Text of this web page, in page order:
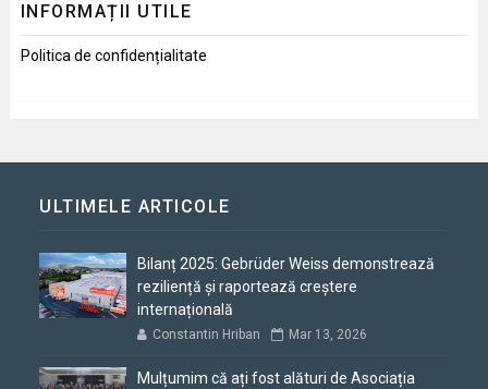
INFORMAȚII UTILE
Politica de confidențialitate
ULTIMELE ARTICOLE
Bilanț 2025: Gebrüder Weiss demonstrează
reziliență și raportează creștere
internațională
Constantin Hriban Mar 13, 2026
Mulțumim că ați fost alături de Asociația